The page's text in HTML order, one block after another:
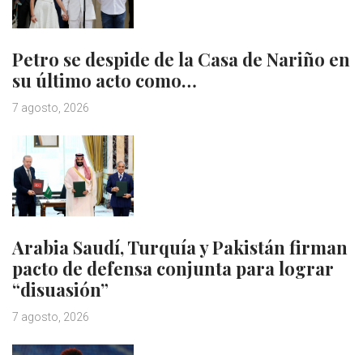
Petro se despide de la Casa de Nariño en
su último acto como…
7 agosto, 2026
Arabia Saudí, Turquía y Pakistán firman
pacto de defensa conjunta para lograr
“disuasión”
7 agosto, 2026